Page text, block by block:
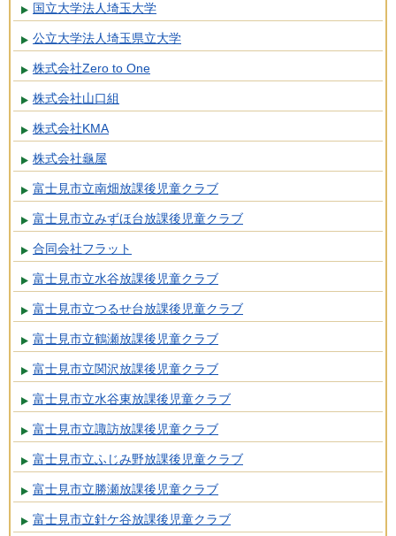
国立大学法人埼玉大学
公立大学法人埼玉県立大学
株式会社Zero to One
株式会社山口組
株式会社KMA
株式会社龜屋
富士見市立南畑放課後児童クラブ
富士見市立みずほ台放課後児童クラブ
合同会社フラット
富士見市立水谷放課後児童クラブ
富士見市立つるせ台放課後児童クラブ
富士見市立鶴瀬放課後児童クラブ
富士見市立関沢放課後児童クラブ
富士見市立水谷東放課後児童クラブ
富士見市立諏訪放課後児童クラブ
富士見市立ふじみ野放課後児童クラブ
富士見市立勝瀬放課後児童クラブ
富士見市立針ケ谷放課後児童クラブ